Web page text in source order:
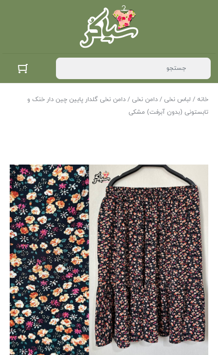
خانه / لباس نخی / دامن نخی / دامن نخی گلدار پایین چین دار خنک و
تابستونی (بدون آبرفت) مشکی